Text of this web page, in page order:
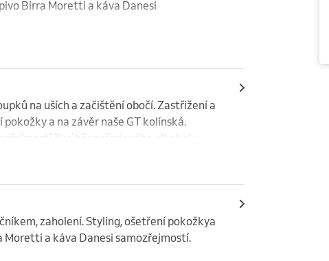
Birra Moretti a káva Danesi
na uších a začištění obočí. Zastřižení a
a na závěr naše GT kolínská.
či výběr prémiového alkoholu
zaholení. Styling, ošetření pokožkya
Moretti a káva Danesi samozřejmostí.